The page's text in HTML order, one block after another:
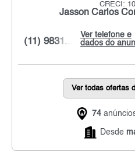
CRECI:
Jasson Carlos
Ver telefone e
dados do
(11) 9831...
Ver todas ofertas
74
Desde